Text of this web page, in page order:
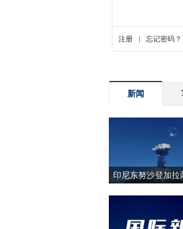
新闻
印尼东努沙登加拉